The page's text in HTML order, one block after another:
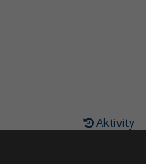
Aktivity